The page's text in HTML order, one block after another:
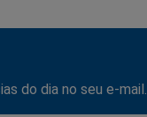
do dia no seu e-mail.